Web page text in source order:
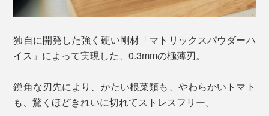
独自に開発した強く硬い剛材「マトリックスパウダーハ
イス」によって実現した、0.3mmの極薄刃。
鋭角な刃先により、かたい根菜類も、やわらかいトマト
も、驚くほどきれいに切れてストレスフリー。